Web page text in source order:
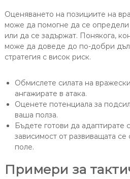
Оценяването на позициите на
може да помогне да се определи
или да се задържат. Понякога,
може да доведе до по-добри
стратегия с висок риск.
Обмислете силата на
ангажирате в атака.
Оценете потенциала за
ваша полза.
Бъдете готови да адаптирате
зависимост от развиващата
поле.
Примери за